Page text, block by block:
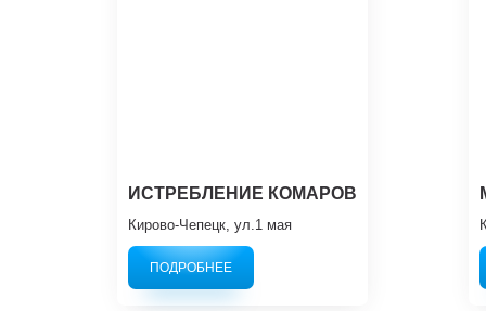
ИСТРЕБЛЕНИЕ КОМАРОВ
Кирово-Чепецк, ул.1 мая
ПОДРОБНЕЕ